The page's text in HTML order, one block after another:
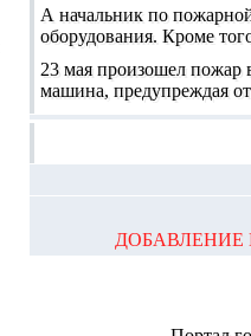
А начальник по
оборудования. Кроме
23 мая произошел пожар
машина, предупреждая
ДОБАВЛЕНИЕ